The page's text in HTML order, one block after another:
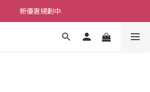
每筆訂單不限金額贈送小禮物
新優惠規劃中
每筆訂單不限金額贈送小禮物